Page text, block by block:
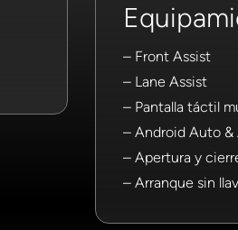
– Front Assist
– Lane Assist
– Pantalla táctil
– Android Auto &
– Apertura y
– Arranque sin